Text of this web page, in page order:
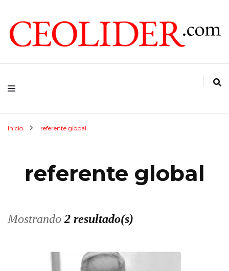
CEOLIDER.COM
Inicio referente global
referente global
Mostrando 2 resultado(s)